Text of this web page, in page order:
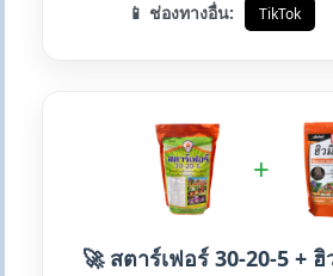
📱 ช่องทางอื่น: TikTok
+
🚀 สตาร์เฟอร์ 30-20-5 + ฮิ